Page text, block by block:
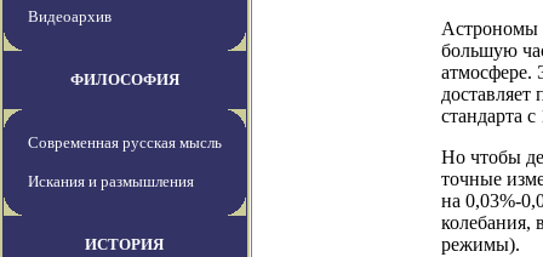
Видеоархив
ФИЛОСОФИЯ
Современная русская мысль
Искания и размышления
ИСТОРИЯ
Астрономы
большую
атмосфере.
стандарта
Но чтобы
точные
на 0,03%-
колебания,
режимы).